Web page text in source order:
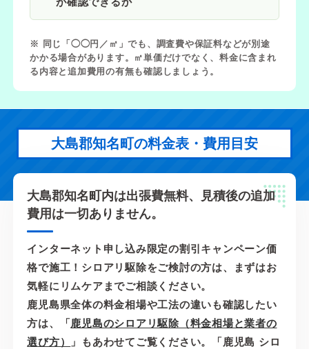
※ 同じ「◯◯円／㎡」でも、調査費や保証料などが別途
かかる場合があります。㎡単価だけでなく、料金に含まれ
る内容と追加費用の有無も確認しましょう。
大島郡知名町の料金表・費用目安
大島郡知名町内は出張費無料、見積後の追加
費用は一切ありません。
インターネット申し込み限定の割引キャンペーン価
格で施工！シロアリ駆除をご検討の方は、まずはお
気軽にリムケアまでご相談ください。
鹿児島県全体の料金相場や工法の違いも確認したい
方は、「鹿児島のシロアリ駆除（料金相場と業者の
選び方）
」もあわせてご覧ください。「鹿児島 シロ